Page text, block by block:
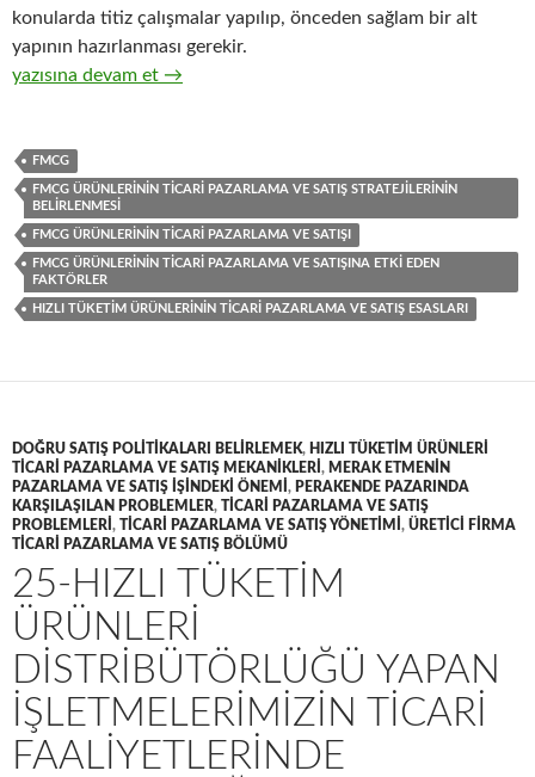
konularda titiz çalışmalar yapılıp, önceden sağlam bir alt
yapının hazırlanması gerekir.
32-Hızlı tüketim ürünlerinin ticari pazarlama ve satış
yazısına devam et →
FMCG
FMCG ÜRÜNLERININ TICARI PAZARLAMA VE SATIŞ STRATEJILERININ
BELIRLENMESI
FMCG ÜRÜNLERININ TICARI PAZARLAMA VE SATIŞI
FMCG ÜRÜNLERININ TICARI PAZARLAMA VE SATIŞINA ETKI EDEN
FAKTÖRLER
HIZLI TÜKETIM ÜRÜNLERININ TICARI PAZARLAMA VE SATIŞ ESASLARI
DOĞRU SATIŞ POLITIKALARI BELIRLEMEK, HIZLI TÜKETIM ÜRÜNLERI
TICARI PAZARLAMA VE SATIŞ MEKANIKLERI , MERAK ETMENIN
PAZARLAMA VE SATIŞ IŞINDEKI ÖNEMI , PERAKENDE PAZARINDA
KARŞILAŞILAN PROBLEMLER, TICARI PAZARLAMA VE SATIŞ
PROBLEMLERI , TICARI PAZARLAMA VE SATIŞ YÖNETIMI , ÜRETICI FIRMA
TICARI PAZARLAMA VE SATIŞ BÖLÜMÜ
25-HIZLI TÜKETIM
ÜRÜNLERI
DISTRIBÜTÖRLÜĞÜ YAPAN
IŞLETMELERIMIZIN TICARI
FAALIYETLERINDE